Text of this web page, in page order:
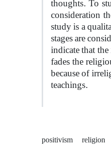
consideration
study is a
stages are
indicate that
fades the
because of
teachings.
positivism religion